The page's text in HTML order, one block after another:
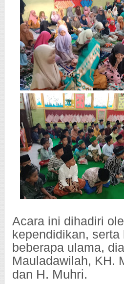
Acara ini dihadiri
kependidikan,
beberapa ulama,
Mauladawilah, KH.
dan H. Muhri.